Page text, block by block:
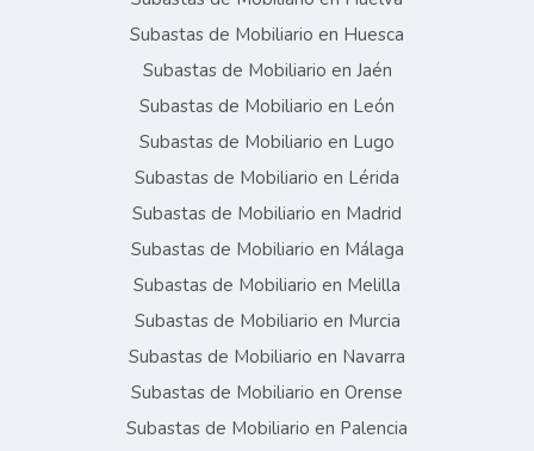
Subastas de Mobiliario en Huesca
Subastas de Mobiliario en Jaén
Subastas de Mobiliario en León
Subastas de Mobiliario en Lugo
Subastas de Mobiliario en Lérida
Subastas de Mobiliario en Madrid
Subastas de Mobiliario en Málaga
Subastas de Mobiliario en Melilla
Subastas de Mobiliario en Murcia
Subastas de Mobiliario en Navarra
Subastas de Mobiliario en Orense
Subastas de Mobiliario en Palencia